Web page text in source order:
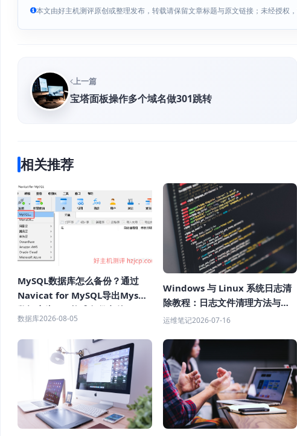
本文由好主机测评原创或整理发布，转载请保留文章标题与原文链接；未经授权
上一篇
宝塔面板操作多个域名做301跳转
相关推荐
MySQL数据库怎么备份？通过
Navicat for MySQL导出Mysql
数据库为SQL格式备份文件
数据库2026-08-05
Windows 与 Linux 系统日志清
除教程：日志文件清理方法与安
全日志删除指南
运维笔记2026-07-16